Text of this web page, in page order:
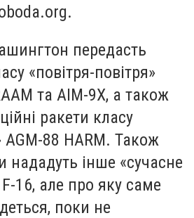
передасть
«повітря-повітря»
та AIM-9X, а також
ракети класу
AGM-88 HARM. Також
нададуть інше «сучасне
16, але про яку саме
поки не